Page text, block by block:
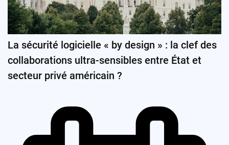
La sécurité logicielle « by design » : la clef des
collaborations ultra-sensibles entre État et
secteur privé américain ?